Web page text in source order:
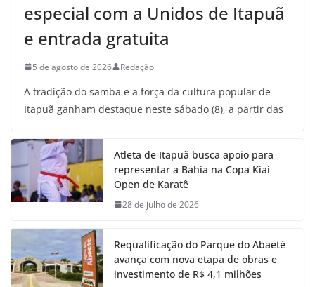
especial com a Unidos de Itapuã
e entrada gratuita
5 de agosto de 2026 Redação
A tradição do samba e a força da cultura popular de
Itapuã ganham destaque neste sábado (8), a partir das
Atleta de Itapuã busca apoio para
representar a Bahia na Copa Kiai
Open de Karatê
28 de julho de 2026
Requalificação do Parque do Abaeté
avança com nova etapa de obras e
investimento de R$ 4,1 milhões